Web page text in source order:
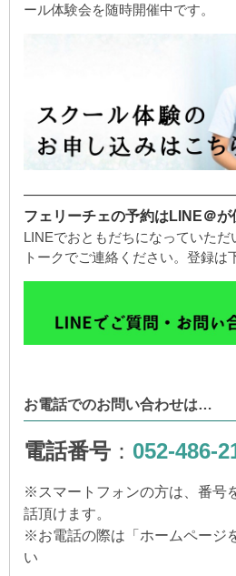
ール体験会を随時開催中です。
フェリーチェの予約はLINE＠が
LINEでおともだちになっていただ
トークでご連絡ください。登録は
お電話でのお問い合わせは…
電話番号 ： 052-486-
※ スマートフォンの方は、番号
話頂けます。
※お電話の際は「ホームページ
い